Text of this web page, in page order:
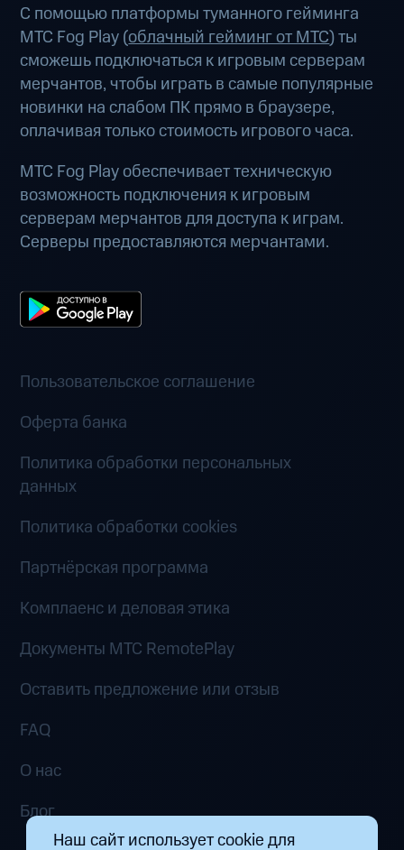
Наш сайт использует cookie для
С помощью платформы туманного гейминга
МТС Fog Play (облачный гейминг от МТС) ты
сможешь подключаться к игровым серверам
мерчантов, чтобы играть в самые популярные
новинки на слабом ПК прямо в браузере,
оплачивая только стоимость игрового часа.
МТС Fog Play обеспечивает техническую
возможность подключения к игровым
серверам мерчантов для доступа к играм.
Серверы предоставляются мерчантами.
Пользовательское соглашение
Оферта банка
Политика обработки персональных
данных
Политика обработки cookies
Партнёрская программа
Комплаенс и деловая этика
Документы MTC RemotePlay
Оставить предложение или отзыв
FAQ
О нас
Блог